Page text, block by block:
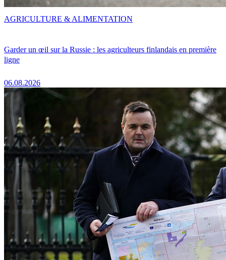
Garder un œil sur la Russie : les agriculteurs finlandais en première
ligne
06.08.2026
AGRICULTURE & ALIMENTATION